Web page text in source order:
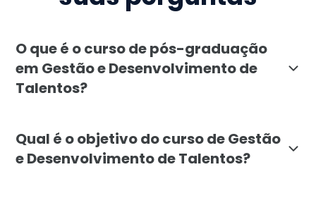
O que é o curso de pós-graduação
em Gestão e Desenvolvimento de
Talentos?
Qual é o objetivo do curso de Gestão
e Desenvolvimento de Talentos?